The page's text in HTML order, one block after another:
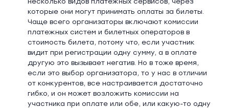
которые они могут принимать оплаты за билеты.
Чаще всего организаторы включают комиссии
платежных систем и билетных операторов в
стоимость билета, потому что, если участник
видит при регистрации одну сумму, а в оплате
другую это вызывает негатив. Но в тоже время,
если это выбор организатора, то у нас в отличии
от конкурентов, все настраивается достаточно
гибко, и он может возложить комиссии на
участника при оплате или обе, или какую-то одну